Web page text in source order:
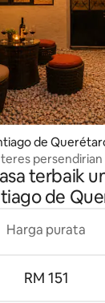
de
persendirian
terbaik
de
Harga purata
RM 151